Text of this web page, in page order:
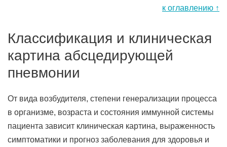
к оглавлению ↑
Классификация и клиническая
картина абсцедирующей
пневмонии
От вида возбудителя, степени генерализации процесса
в организме, возраста и состояния иммунной системы
пациента зависит клиническая картина, выраженность
симптоматики и прогноз заболевания для здоровья и